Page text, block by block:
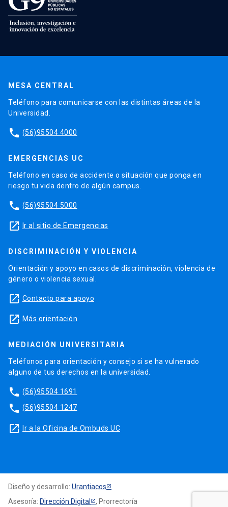
MESA CENTRAL
Teléfono para comunicarse con las distintas áreas de la
Universidad.
phone (56)95504 4000
EMERGENCIAS UC
Teléfono en caso de accidente o situación que ponga en
riesgo tu vida dentro de algún campus.
phone (56)95504 5000
launch Ir al sitio de Emergencias
DISCRIMINACIÓN Y VIOLENCIA
Orientación y apoyo en casos de discriminación, violencia de
género o violencia sexual.
launch Contacto para apoyo
launch Más orientación
MEDIACIÓN UNIVERSITARIA
Teléfonos para orientación y consejo si se ha vulnerado
alguno de tus derechos en la universidad.
phone (56)95504 1691
phone (56)95504 1247
launch Ir a la Oficina de Ombuds UC
Diseño y desarrollo: Urantiacos
Asesoría: Dirección Digital , Prorrectoría